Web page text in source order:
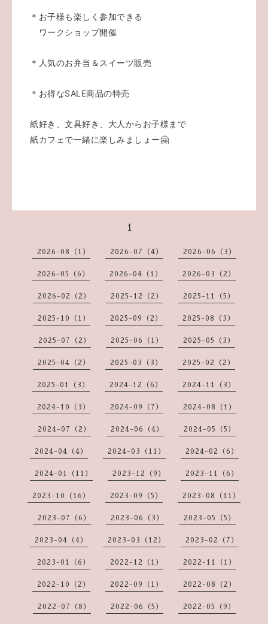
＊お子様も楽しく参加できる
ワークショップ開催
＊人気のお弁当＆スイーツ販売
＊お得なSALE商品の特売
紙好き、文具好き、大人からお子様まで
紙カフェで一緒に楽しみましょー🤗
1
2026-08（1） 2026-07（4） 2026-06（3）
2026-05（6） 2026-04（1） 2026-03（2）
2026-02（2） 2025-12（2） 2025-11（5）
2025-10（1） 2025-09（2） 2025-08（3）
2025-07（2） 2025-06（1） 2025-05（3）
2025-04（2） 2025-03（3） 2025-02（2）
2025-01（3） 2024-12（6） 2024-11（3）
2024-10（3） 2024-09（7） 2024-08（1）
2024-07（2） 2024-06（4） 2024-05（5）
2024-04（4） 2024-03（11） 2024-02（6）
2024-01（11） 2023-12（9） 2023-11（6）
2023-10（16） 2023-09（5） 2023-08（11）
2023-07（6） 2023-06（3） 2023-05（5）
2023-04（4） 2023-03（12） 2023-02（7）
2023-01（6） 2022-12（1） 2022-11（1）
2022-10（2） 2022-09（1） 2022-08（2）
2022-07（8） 2022-06（5） 2022-05（9）